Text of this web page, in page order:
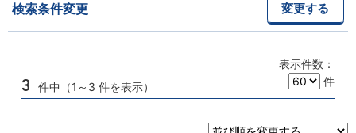
検索条件変更 変更する
3 件中（1～3 件を表示）
表示件数：
件